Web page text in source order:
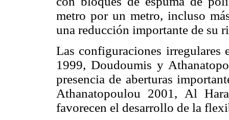
metro por un metro, incluso
una reducción importante de su
Las configuraciones
1999, Doudoumis y
presencia de aberturas
Athanatopoulou 2001, Al
favorecen el desarrollo de la